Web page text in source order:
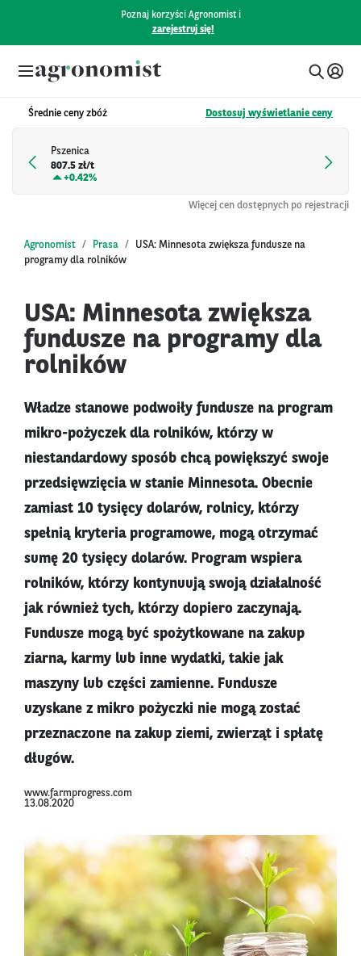
Poznaj korzyści Agronomist i
zarejestruj się!
Średnie ceny zbóż Dostosuj wyświetlanie ceny
Pszenica
807.5 zł/t
+0.42%
Więcej cen dostępnych po rejestracji
Agronomist Prasa
USA: Minnesota zwiększa fundusze na
programy dla rolników
USA: Minnesota zwiększa
fundusze na programy dla
rolników
Władze stanowe podwoiły fundusze na program
mikro-pożyczek dla rolników, którzy w
niestandardowy sposób chcą powiększyć swoje
przedsięwzięcia w stanie Minnesota. Obecnie
zamiast 10 tysięcy dolarów, rolnicy, którzy
spełnią kryteria programowe, mogą otrzymać
sumę 20 tysięcy dolarów. Program wspiera
rolników, którzy kontynuują swoją działalność
jak również tych, którzy dopiero zaczynają.
Fundusze mogą być spożytkowane na zakup
ziarna, karmy lub inne wydatki, takie jak
maszyny lub części zamienne. Fundusze
uzyskane z mikro pożyczki nie mogą zostać
przeznaczone na zakup ziemi, zwierząt i spłatę
długów.
www.farmprogress.com
13.08.2020